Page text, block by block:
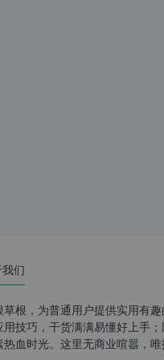
们
草根，为普通用户提供实用有
用技巧，干货满满易懂好上手
热血时光。这里无商业喧嚣，